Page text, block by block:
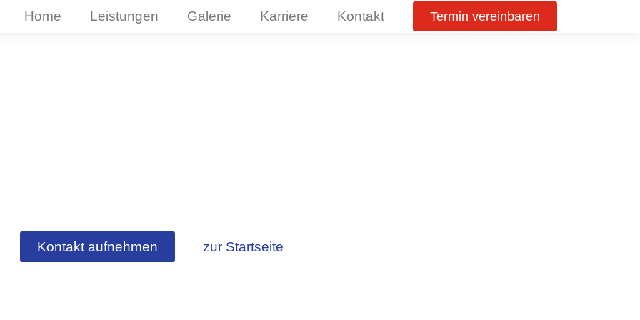
Home Leistungen Galerie Karriere Kontakt Termin vereinbaren
Kontakt aufnehmen zur Startseite